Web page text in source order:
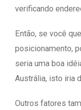
verificando
Então, se você
posicionamento,
seria uma boa
Austrália, isto iria
Outros fatores